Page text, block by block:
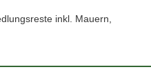
inkl. Mauern,